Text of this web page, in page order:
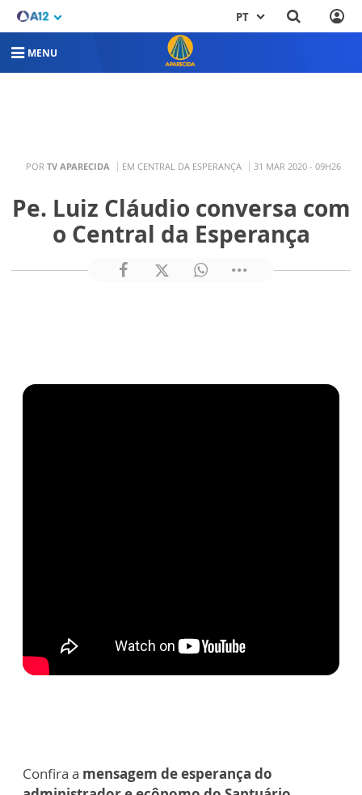
PT
MENU
POR TV APARECIDA EM CENTRAL DA ESPERANÇA 31 MAR 2020 - 09H26
Pe. Luiz Cláudio conversa com
o Central da Esperança
Confira a mensagem de esperança do